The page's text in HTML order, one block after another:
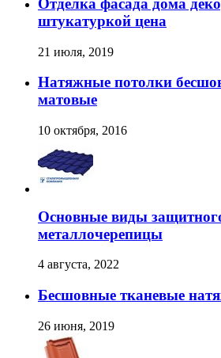
Отделка фасада дома
штукатуркой цена
21 июля, 2019
Натяжные потолки
матовые
10 октября, 2016
Основные виды
металлочерепицы
4 августа, 2022
Бесшовные тканевые
26 июня, 2019